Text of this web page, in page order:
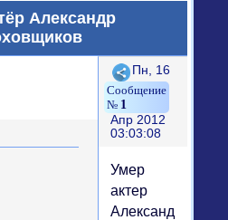
Александр
Поделиться
1
Пн, 16
Апр 2012
03:03:08
Умер
актер
Александр